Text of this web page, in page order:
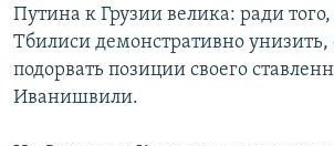
Путина к Грузии велика: ради
Тбилиси демонстративно унизить,
подорвать позиции своего
Иванишвили.